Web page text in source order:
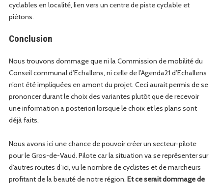
cyclables en local­ité, lien vers un cen­tre de piste cyclable et
piétons.
Conclusion
Nous trou­vons dom­mage que ni la Com­mis­sion de mobil­ité du
Con­seil com­mu­nal d’Echallens, ni celle de l’Agenda21 d’Echallens
n’ont été impliquées en amont du pro­jet. Ceci aurait per­mis de se
pronon­cer durant le choix des vari­antes plutôt que de recevoir
une infor­ma­tion a pos­te­ri­ori lorsque le choix et les plans sont
déjà faits.
Nous avons ici une chance de pou­voir créer un secteur-pilote
pour le Gros-de-Vaud. Pilote car la sit­u­a­tion va se représen­ter sur
d’autres routes d’ici, vu le nom­bre de cyclistes et de marcheurs
prof­i­tant de la beauté de notre région. Et ce serait dom­mage de